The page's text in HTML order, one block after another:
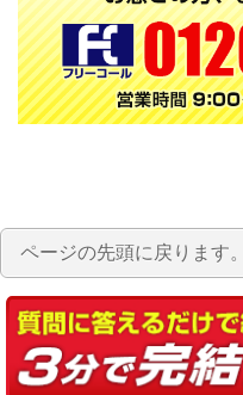
ページの先頭に戻ります。